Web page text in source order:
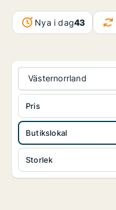
Nya i dag43
Västernorrland
Butikslokal
Storlek
Pris